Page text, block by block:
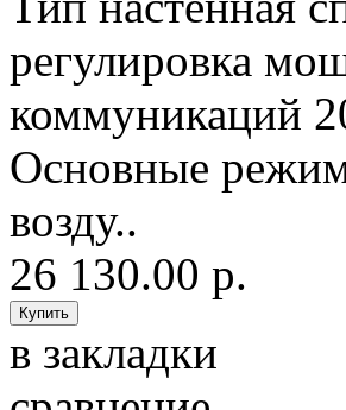
регулировка
коммуникаций
Основные
возду..
26 130.00 р.
в закладки